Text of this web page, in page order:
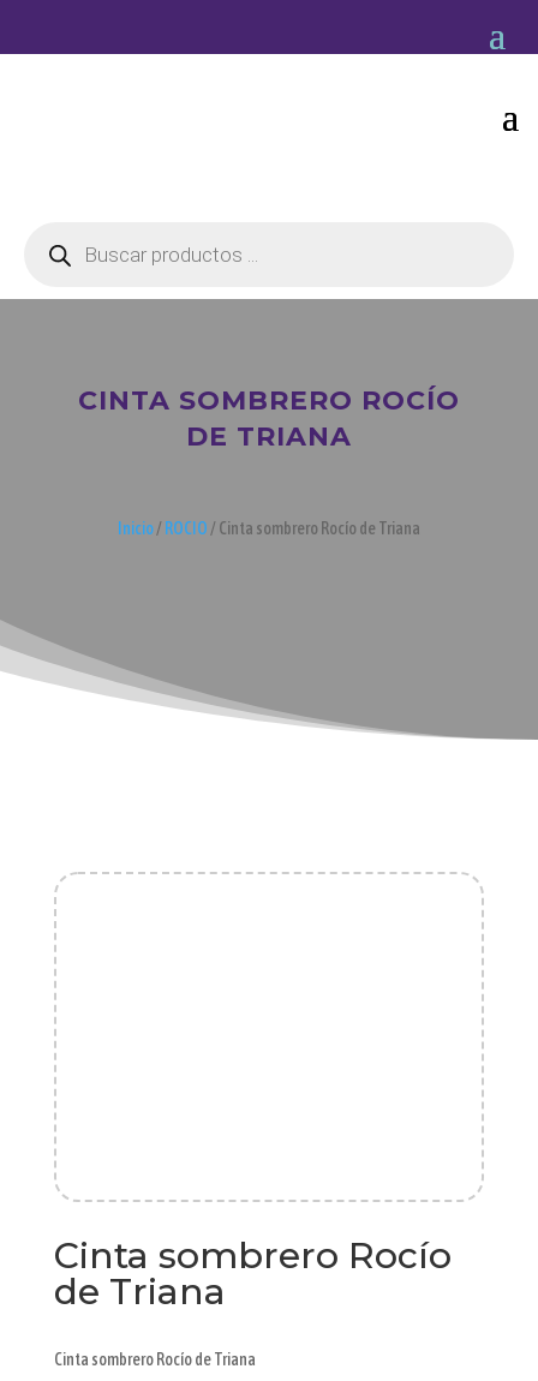
productos
CINTA SOMBRERO ROCÍO
DE TRIANA
Inicio/ ROCIO / Cinta sombrero Rocío de Triana
Cinta sombrero Rocío
de Triana
Cinta sombrero Rocío de Triana